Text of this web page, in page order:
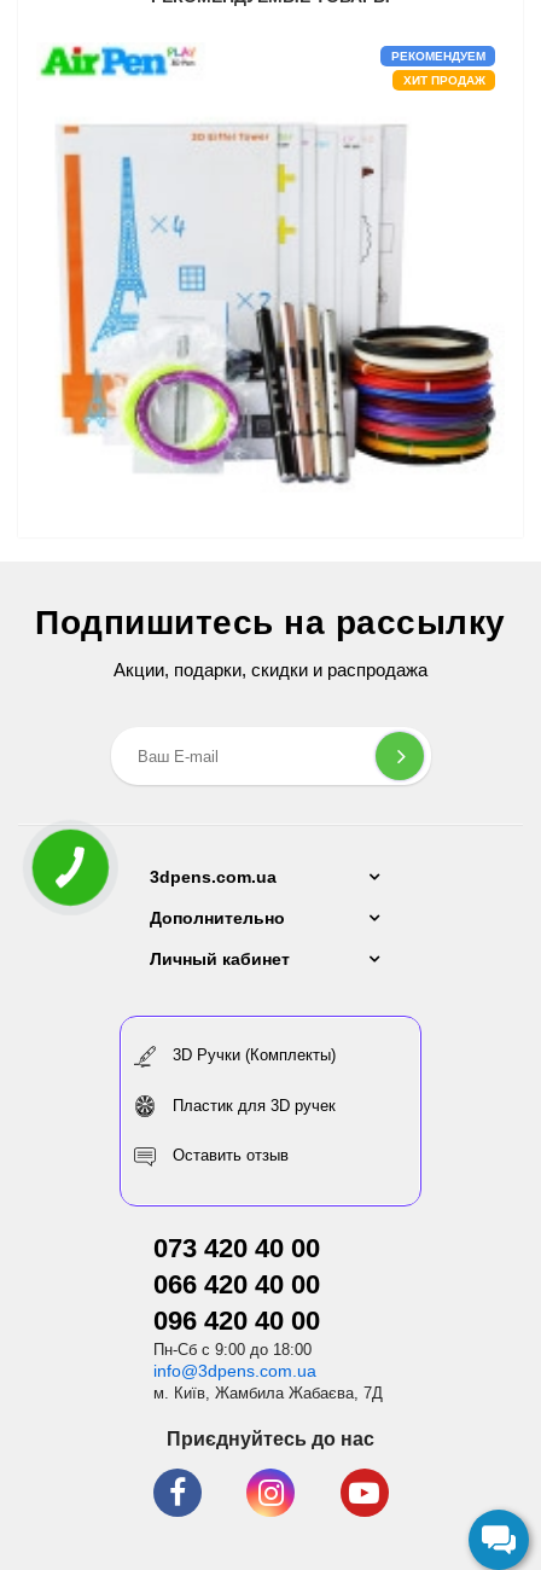
РЕКОМЕНДУЕМ
ХИТ ПРОДАЖ
2 599 грн
Подпишитесь на рассылку
Акции, подарки, скидки и распродажа
3dpens.com.ua
Дополнительно
Личный кабинет
3D Ручки (Комплекты)
Пластик для 3D ручек
Оставить отзыв
073 420 40 00
066 420 40 00
096 420 40 00
Пн-Сб с 9:00 до 18:00
info@3dpens.com.ua
м. Київ, Жамбила Жабаєва, 7Д
Приєднуйтесь до нас